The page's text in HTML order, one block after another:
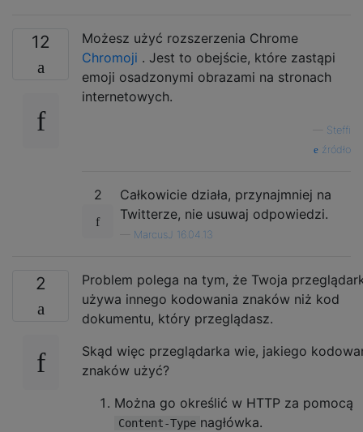
12
Możesz użyć rozszerzenia Chrome
Chromoji . Jest to obejście, które zastąpi
emoji osadzonymi obrazami na stronach
internetowych.
Steffi
źródło
2
Całkowicie działa, przynajmniej na
Twitterze, nie usuwaj odpowiedzi.
MarcusJ 16.04.13
2
Problem polega na tym, że Twoja
używa innego kodowania znaków niż kod
dokumentu, który przeglądasz.
Skąd więc przeglądarka wie, jakiego
znaków użyć?
Można go określić w HTTP za pomocą
Content-Type nagłówka.